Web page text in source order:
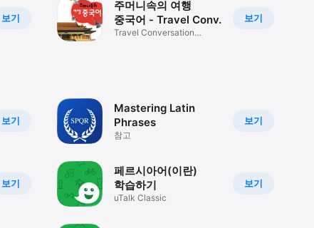
보기 보기
주머니속의 여행
중국어 - Travel Conv.
Travel Conversation
보기
보기
보기
Mastering Latin
Phrases
참고
보기
페르시아어(이란)
학습하기
uTalk Classic